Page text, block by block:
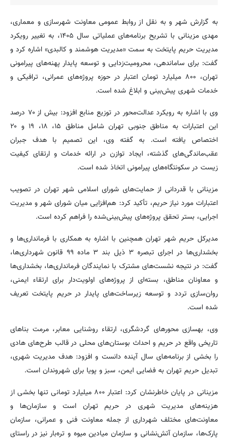
به گزارش شهر و به نقل از روابط عمومی معاونت شهرسازی و معماری،
مهدی مزینانی با تشریح برنامه‌های عملیاتی سال ۱۴۰۵، به تغییر رویکرد
مدیریت حریم پایتخت به سمت «مدیریت هوشمند و کالبدی» اشاره کرد و
گفت: برای ساماندهی، محرومیت‌زدایی و توسعه پایدار پهنه‌های پیرامونی
تهران، ۸۰۰ میلیارد تومان اعتبار در حوزه پروژه‌های عمرانی، ترافیکی و
خدمات شهری پیش‌بینی و ابلاغ شده است.
وی با اشاره به رویکرد عدالت‌محور در توزیع منابع افزود: بیش از ۷۰ درصد
این اعتبارات به مناطق جنوبی تهران شامل مناطق ۱۵، ۱۸، ۱۹ و ۲۰
اختصاص یافته است. به گفته وی، این تصمیم با هدف جبران
عقب‌ماندگی‌های گذشته، ایجاد توازن در ارائه خدمات و ارتقای کیفیت
زیست در سکونتگاه‌های پیرامونی اتخاذ شده است.
مزینانی با قدردانی از حمایت‌های شورای اسلامی شهر تهران در تصویب
اعتبارات مورد نیاز حریم، تأکید کرد: هم‌افزایی میان شورای شهر و مدیریت
اجرایی، بستر تحقق پروژه‌های پیش‌بینی‌شده را فراهم کرده است.
مدیرکل حریم شهر تهران همچنین با اشاره به همکاری با فرمانداری‌ها و
بخشداری‌ها در اجرای تبصره ۳ ذیل بند ۳ ماده ۹۹ قانون شهرداری‌ها،
گفت: در نتیجه نشست‌های مشترک با نمایندگان فرمانداری‌ها، بخشداری‌ها
و معاونان مناطق، بسته‌ای از پروژه‌های اولویت‌دار برای ارتقاء ایمنی،
روان‌سازی تردد و توسعه زیرساخت‌های پایدار در حریم پایتخت تعریف
شده است.
وی، بهسازی محورهای گردشگری، ارتقاء روشنایی معابر، مرمت بناهای
تاریخی واقع در حریم و احداث بوستان‌های محلی در قالب طرح‌های هادی
را بخشی از برنامه‌های سال آینده دانست و افزود: هدف مدیریت شهری،
تبدیل حریم تهران به فضایی ایمن، سبز و پویا برای شهروندان است.
مزینانی در پایان خاطرنشان کرد: اعتبار ۸۰۰ میلیارد تومانی تنها بخشی از
هزینه‌های مدیریت شهری در حریم تهران است و سازمان‌ها و
معاونت‌های مختلف شهرداری از جمله معاونت فنی و عمرانی، سازمان
پارک‌ها، سازمان آتش‌نشانی و سازمان میادین میوه و تره‌بار نیز در راستای